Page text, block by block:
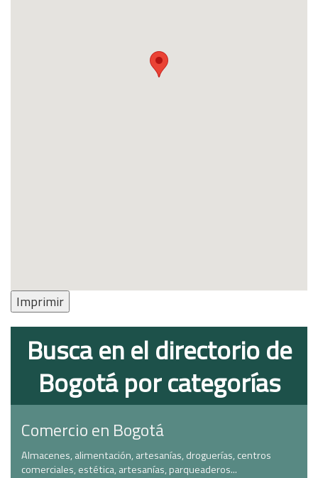
Imprimir
Busca en el directorio de
Bogotá por categorías
Comercio en Bogotá
Almacenes, alimentación, artesanías, droguerías, centros
comerciales, estética, artesanías, parqueaderos...